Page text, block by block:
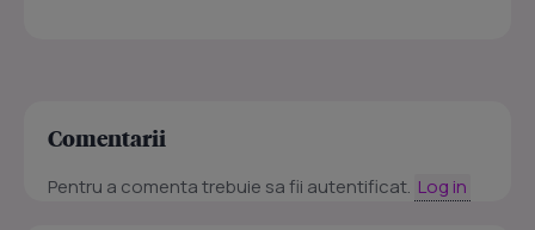
Comentarii
Pentru a comenta trebuie sa fii autentificat. Log in